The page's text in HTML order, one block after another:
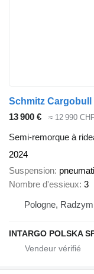
Schmitz Cargobull
13 900 €
≈ 12 990
Semi-remorque à
2024
Suspension
Nombre d'essieux 3
Pologne,
INTARGO POLSKA